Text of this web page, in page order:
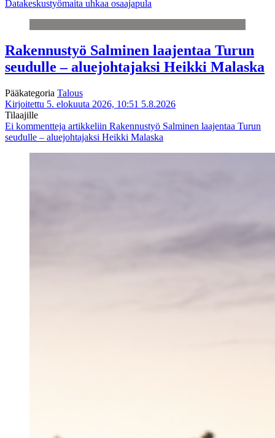
Datakeskustyömaita uhkaa osaajapula
Rakennustyö Salminen laajentaa Turun
seudulle – aluejohtajaksi Heikki Malaska
Pääkategoria Talous
Kirjoitettu 5. elokuuta 2026, 10:51 5.8.2026
Tilaajille
Ei kommentteja artikkeliin Rakennustyö Salminen laajentaa Turun
seudulle – aluejohtajaksi Heikki Malaska